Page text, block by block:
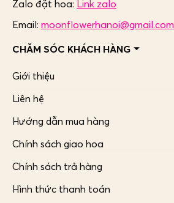
Zalo đặt hoa: Link zalo
Email: moonflowerhanoi@gmail.com
CHĂM SÓC KHÁCH HÀNG
Giới thiệu
Liên hệ
Hướng dẫn mua hàng
Chính sách giao hoa
Chính sách trả hàng
Hình thức thanh toán